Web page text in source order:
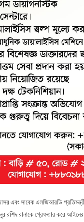
এবং সাবেক এলজিআরডি
রশিদ রানাকে গ্রেফতার করে